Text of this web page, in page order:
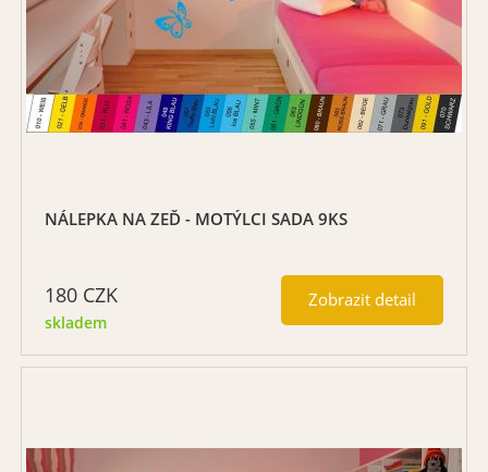
NÁLEPKA NA ZEĎ - MOTÝLCI SADA 9KS
skladem
Zobrazit detail
180 CZK